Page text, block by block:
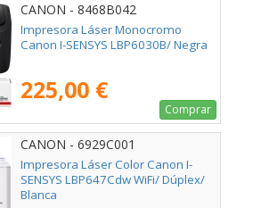
CANON - 8468B042
Impresora Láser Monocromo
Canon I-SENSYS LBP6030B/ Negra
225,00 €
Comprar
CANON - 6929C001
Impresora Láser Color Canon I-
SENSYS LBP647Cdw WiFi/ Dúplex/
Blanca